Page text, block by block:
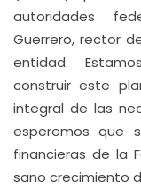
autoridades
Guerrero, rector
entidad.
construir este
integral de las
esperemos que
financieras de la
sano crecimiento